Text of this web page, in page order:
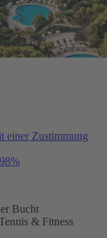
einer Zustimmung
98%
Bucht
& Fitness